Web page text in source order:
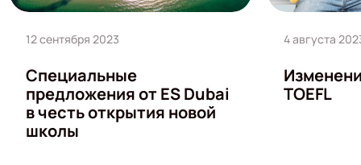
12 сентября 2023
Специальные
предложения от ES Dubai
в честь открытия новой
школы
4 августа
TOEFL